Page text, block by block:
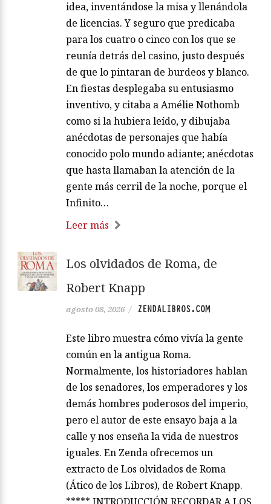
idea, inventándose la misa y llenándola
de licencias. Y seguro que predicaba
para los cuatro o cinco con los que se
reunía detrás del casino, justo después
de que lo pintaran de burdeos y blanco.
En fiestas desplegaba su entusiasmo
inventivo, y citaba a Amélie Nothomb
como si la hubiera leído, y dibujaba
anécdotas de personajes que había
conocido polo mundo adiante; anécdotas
que hasta llamaban la atención de la
gente más cerril de la noche, porque el
Infinito…
Leer más
Los olvidados de Roma, de
Robert Knapp
agosto 08, 2026 / ZENDALIBROS.COM
Este libro muestra cómo vivía la gente
común en la antigua Roma.
Normalmente, los historiadores hablan
de los senadores, los emperadores y los
demás hombres poderosos del imperio,
pero el autor de este ensayo baja a la
calle y nos enseña la vida de nuestros
iguales. En Zenda ofrecemos un
extracto de Los olvidados de Roma
(Ático de los Libros), de Robert Knapp.